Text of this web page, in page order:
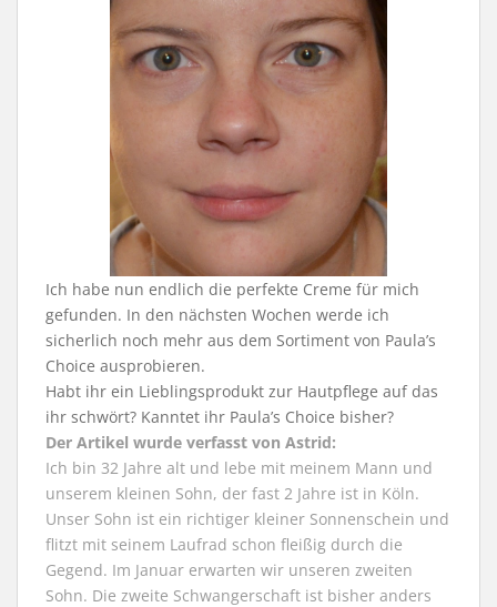
Ich habe nun endlich die perfekte Creme für mich
gefunden. In den nächsten Wochen werde ich
sicherlich noch mehr aus dem Sortiment von Paula’s
Choice ausprobieren.
Habt ihr ein Lieblingsprodukt zur Hautpflege auf das
ihr schwört? Kanntet ihr Paula’s Choice bisher?
Der Artikel wurde verfasst von Astrid:
Ich bin 32 Jahre alt und lebe mit meinem Mann und
unserem kleinen Sohn, der fast 2 Jahre ist in Köln.
Unser Sohn ist ein richtiger kleiner Sonnenschein und
flitzt mit seinem Laufrad schon fleißig durch die
Gegend. Im Januar erwarten wir unseren zweiten
Sohn. Die zweite Schwangerschaft ist bisher anders